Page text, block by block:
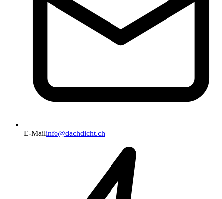
E-Mailinfo@dachdicht.ch